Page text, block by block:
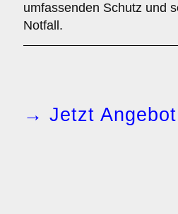
umfassenden Schutz und
Notfall.
→ Jetzt